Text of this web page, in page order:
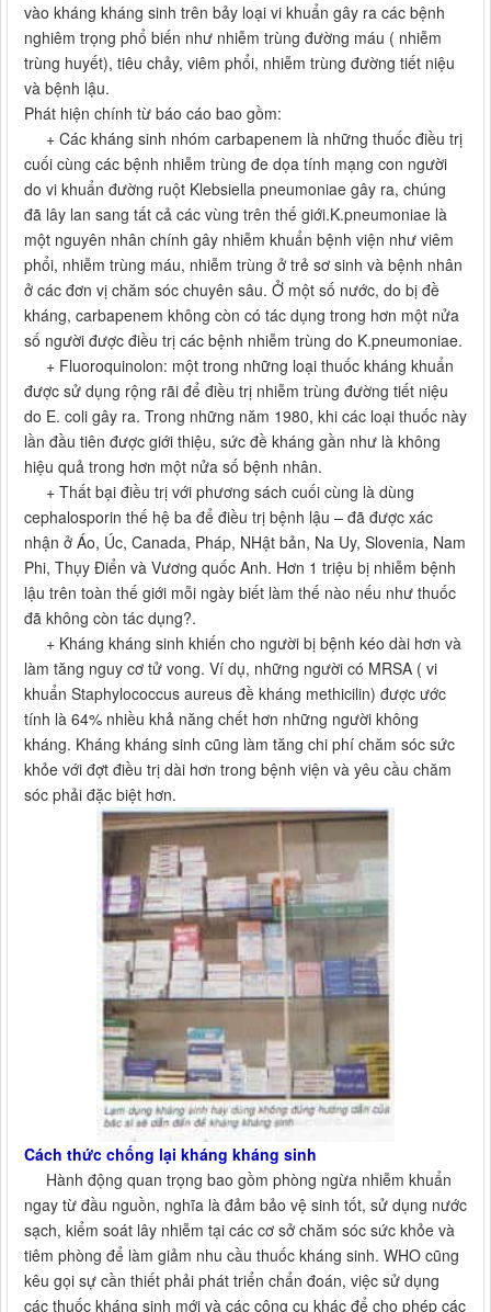
vào kháng kháng sinh trên bảy loại vi khuẩn gây ra các bệnh
nghiêm trọng phổ biến như nhiễm trùng đường máu ( nhiễm
trùng huyết), tiêu chảy, viêm phổi, nhiễm trùng đường tiết niệu
và bệnh lậu.
Phát hiện chính từ báo cáo bao gồm:
+ Các kháng sinh nhóm carbapenem là những thuốc điều trị
cuối cùng các bệnh nhiễm trùng đe dọa tính mạng con người
do vi khuẩn đường ruột Klebsiella pneumoniae gây ra, chúng
đã lây lan sang tất cả các vùng trên thế giới.K.pneumoniae là
một nguyên nhân chính gây nhiễm khuẩn bệnh viện như viêm
phổi, nhiễm trùng máu, nhiễm trùng ở trẻ sơ sinh và bệnh nhân
ở các đơn vị chăm sóc chuyên sâu. Ở một số nước, do bị đề
kháng, carbapenem không còn có tác dụng trong hơn một nửa
số người được điều trị các bệnh nhiễm trùng do K.pneumoniae.
+ Fluoroquinolon: một trong những loại thuốc kháng khuẩn
được sử dụng rộng rãi để điều trị nhiễm trùng đường tiết niệu
do E. coli gây ra. Trong những năm 1980, khi các loại thuốc này
lần đầu tiên được giới thiệu, sức đề kháng gần như là không
hiệu quả trong hơn một nửa số bệnh nhân.
+ Thất bại điều trị với phương sách cuối cùng là dùng
cephalosporin thế hệ ba để điều trị bệnh lậu – đã được xác
nhận ở Áo, Úc, Canada, Pháp, NHật bản, Na Uy, Slovenia, Nam
Phi, Thụy Điển và Vương quốc Anh. Hơn 1 triệu bị nhiễm bệnh
lậu trên toàn thế giới mỗi ngày biết làm thế nào nếu như thuốc
đã không còn tác dụng?.
+ Kháng kháng sinh khiến cho người bị bệnh kéo dài hơn và
làm tăng nguy cơ tử vong. Ví dụ, những người có MRSA ( vi
khuẩn Staphylococcus aureus đề kháng methicilin) được ước
tính là 64% nhiều khả năng chết hơn những người không
kháng. Kháng kháng sinh cũng làm tăng chi phí chăm sóc sức
khỏe với đợt điều trị dài hơn trong bệnh viện và yêu cầu chăm
sóc phải đặc biệt hơn.
Cách thức chống lại kháng kháng sinh
Hành động quan trọng bao gồm phòng ngừa nhiễm khuẩn
ngay từ đầu nguồn, nghĩa là đảm bảo vệ sinh tốt, sử dụng nước
sạch, kiểm soát lây nhiễm tại các cơ sở chăm sóc sức khỏe và
tiêm phòng để làm giảm nhu cầu thuốc kháng sinh. WHO cũng
kêu gọi sự cần thiết phải phát triển chẩn đoán, việc sử dụng
các thuốc kháng sinh mới và các công cụ khác để cho phép các